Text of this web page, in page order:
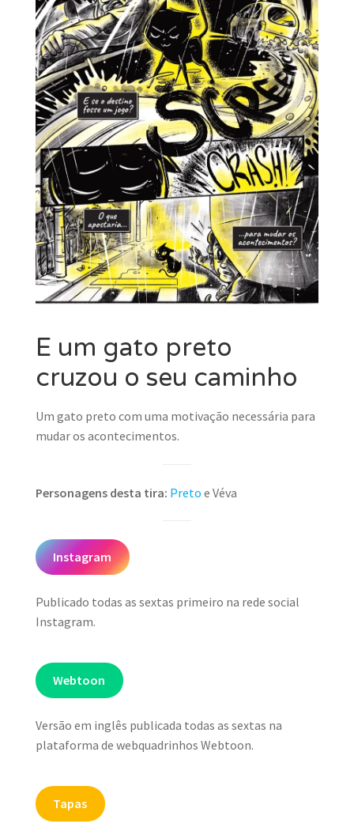
MINHA CONTA
CARRINHO
Search
for:
Search Button
E um gato preto
cruzou o seu caminho
Um gato preto com uma motivação necessária para
mudar os acontecimentos.
Personagens desta tira: Preto e Véva
Instagram
Publicado todas as sextas primeiro na rede social
Instagram.
Webtoon
Versão em inglês publicada todas as sextas na
plataforma de webquadrinhos Webtoon.
Tapas